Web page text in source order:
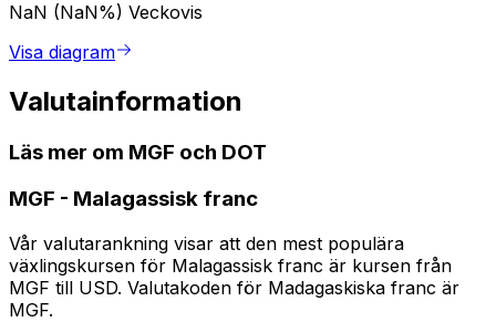
NaN (NaN%) Veckovis
Visa diagram
Valutainformation
Läs mer om MGF och DOT
MGF - Malagassisk franc
Vår valutarankning visar att den mest populära
växlingskursen för Malagassisk franc är kursen från
MGF till USD. Valutakoden för Madagaskiska franc är
MGF.